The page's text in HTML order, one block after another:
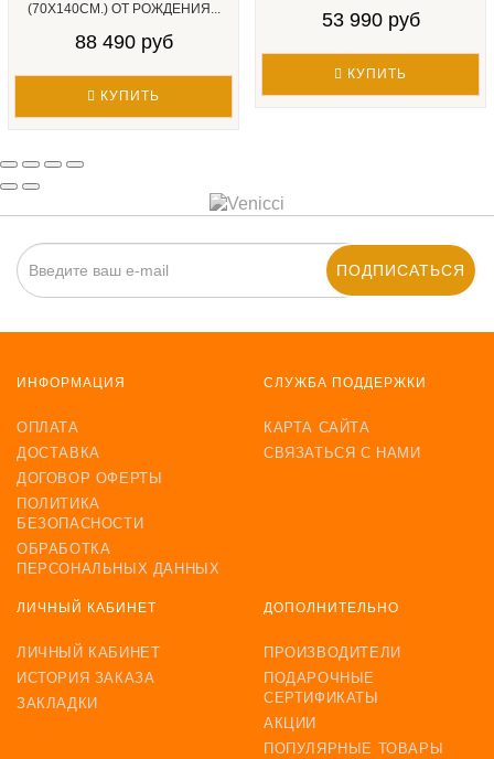
(70Х140СМ.) ОТ РОЖДЕНИЯ...
88 490 руб
КУПИТЬ
53 990 руб
КУПИТЬ
ПОДПИСАТЬСЯ
ИНФОРМАЦИЯ
ОПЛАТА
ДОСТАВКА
ДОГОВОР ОФЕРТЫ
ПОЛИТИКА
БЕЗОПАСНОСТИ
ОБРАБОТКА
ПЕРСОНАЛЬНЫХ ДАННЫХ
СЛУЖБА ПОДДЕРЖКИ
КАРТА САЙТА
СВЯЗАТЬСЯ С НАМИ
ЛИЧНЫЙ КАБИНЕТ
ЛИЧНЫЙ КАБИНЕТ
ИСТОРИЯ ЗАКАЗА
ЗАКЛАДКИ
ДОПОЛНИТЕЛЬНО
ПРОИЗВОДИТЕЛИ
ПОДАРОЧНЫЕ
СЕРТИФИКАТЫ
АКЦИИ
ПОПУЛЯРНЫЕ ТОВАРЫ